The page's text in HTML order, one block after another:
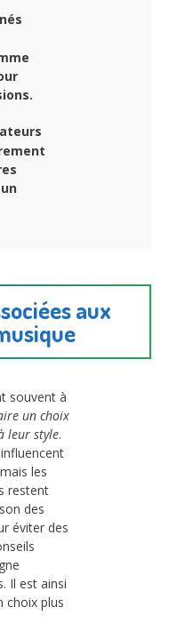
aux
souvent à
un choix
leur style.
les
restent
des
éviter des
Il est ainsi
choix plus